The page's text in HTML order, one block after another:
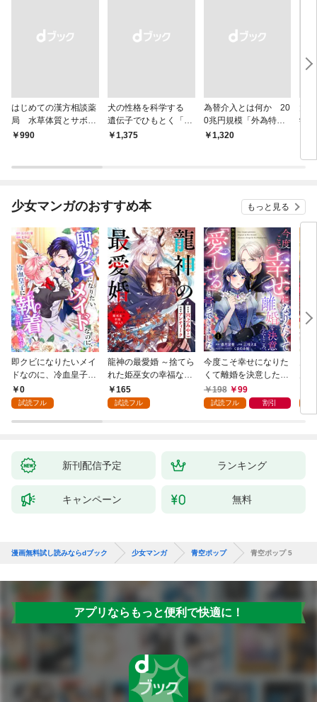
はじめての漢方相談薬
局 水草体質とサボテ
ン体質
￥990
犬の性格を科学する
遺伝子でひもとく「最
良の友」の進化
￥1,375
為替介入とは何か 20
0兆円規模「外為特
会」が生まれた謎
￥1,320
学
少女マンガのおすすめ本 もっと見る
即クビになりたいメイ
ドなのに、冷血皇子に
執着されています第1
話
0
試読フル
龍神の最愛婚 ～捨てら
れた姫巫女の幸福な嫁
入り～: 1
165
試読フル
今度こそ幸せになりた
くて離婚を決意したと
ころ、無表情な旦那様
が「愛してる」と言っ
198 99
試読フル 割引
新刊配信予定 ランキング
キャンペーン 無料
漫画無料試し読みならdブック 少女マンガ 青空ポップ 青空ポップ 5
アプリならもっと便利で快適に！